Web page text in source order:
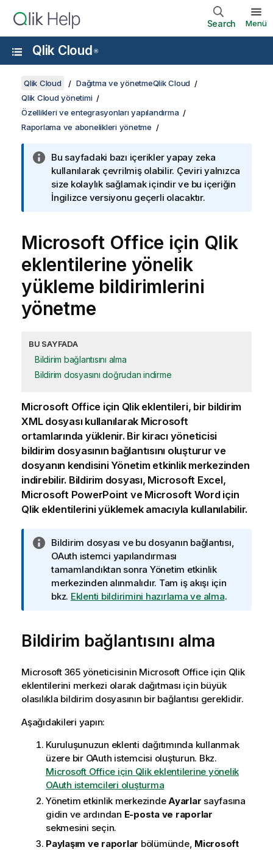
Search Menü
Qlik Cloud ®
Qlik Cloud
Dağıtma ve yönetmeQlik Cloud
Qlik Cloud yönetimi
Özellikleri ve entegrasyonları yapılandırma
Raporlama ve abonelikleri yönetme
Bu sayfadaki bazı içerikler yapay zeka
kullanılarak çevrilmiş olabilir. Çeviri yalnızca
size kolaylık sağlamak içindir ve bu içeriğin
İngilizce versiyonu geçerli olacaktır.
Microsoft Office için Qlik
eklentilerine yönelik
yükleme bildirimlerini
yönetme
BU SAYFADA
Bildirim bağlantısını alma
Bildirim dosyasını doğrudan indirme
Microsoft Office için Qlikeklentileri, bir bildirim
XMLdosyası kullanılarak Microsoft
ortamlarında yüklenir. Bir kiracı yöneticisi
bildirim dosyasının bağlantısını oluşturur ve
dosyanın kendisiniYönetimetkinlik merkezinden
indirebilir. Bildirim dosyası, Microsoft Excel,
Microsoft PowerPoint ve Microsoft Wordiçin
Qlik eklentilerini yüklemek amacıyla kullanılabilir.
B
i
l
g
i
t
u
Bildirim dosyası ve bu dosyanın bağlantısı,
OAuth istemci yapılandırması
tamamlandıktan sonra Yönetim etkinlik
merkezinden alınmalıdır. Tam iş akışı için
bkz. Eklenti bildirimini hazırlama ve alma.
Bildirim bağlantısını alma
Microsoft 365yöneticisinin Microsoft Office için Qlik
eklentilerini merkezi olarak dağıtması için büyük
olasılıkla bildirim dosyasının bir bağlantısı gereklidir.
Aşağıdakileri yapın:
Kuruluşunuzun eklenti dağıtımında kullanmak
üzere bir OAuth istemcisi oluşturun. Bkz.
Microsoft Office için Qlik eklentilerine yönelik
OAuth istemcileri oluşturma
Yönetim etkinlik merkezinde Ayarlar sayfasına
gidin ve ardından E-posta ve raporlar
sekmesini seçin.
Paylaşım ve raporlar bölümünde, Microsoft